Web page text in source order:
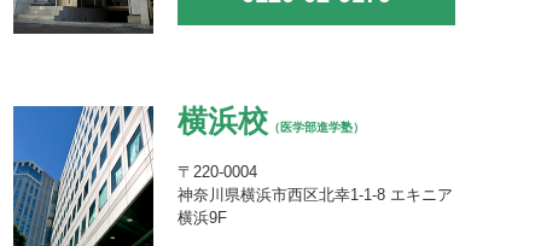
横浜校 （医学部進学塾）
〒220-0004
神奈川県横浜市西区北幸1-1-8 エキニア
横浜9F